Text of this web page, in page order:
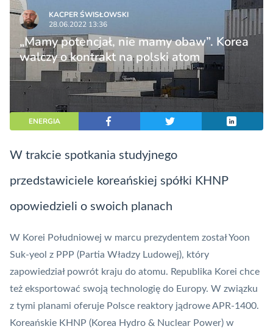
KACPER ŚWISŁO­WSKI
28.06.2022 13:36
„Mamy potencjał, nie mamy obaw”. Korea
walczy o kontrakt na polski atom
ENERGIA
W trakcie spotkania studyjnego
przedstawiciele koreańskiej spółki KHNP
opowiedzieli o swoich planach
W Korei Południowej w marcu prezydentem został Yoon
Suk-yeol z PPP (Partia Władzy Ludowej), który
zapowiedział powrót kraju do atomu. Republika Korei chce
też eksportować swoją technologię do Europy. W związku
z tymi planami oferuje Polsce reaktory jądrowe APR-1400.
Koreańskie KHNP (Korea Hydro & Nuclear Power) w